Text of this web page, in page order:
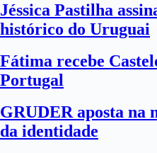
Jéssica Pastilha
histórico do Uruguai
Fátima recebe
Portugal
GRUDER aposta na
da identidade